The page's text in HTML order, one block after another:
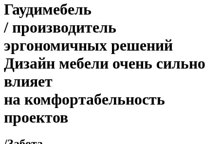
Гаудимебель
/ производитель
эргономичных решений
Дизайн мебели очень сильно
влияет
на комфортабельность
проектов